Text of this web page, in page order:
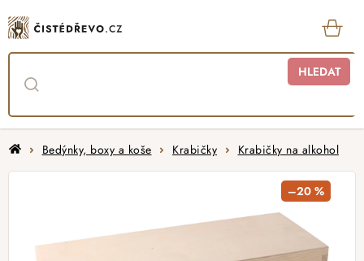
na
obsah
HLEDAT
DomůBedýnky, boxy a koše Krabičky Krabičky na alkohol
–20 %